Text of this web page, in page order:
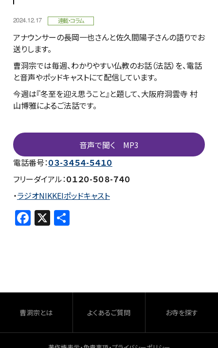
2024.12.17 連載・コラム
アナウンサーの長岡一也さんと佐久間陽子さんの語りでお
送りします。
曹洞宗では毎週、わかりやすい仏教のお話（法話）を、電話
と音声やポッドキャストにて配信しています。
今週は『冬至を迎え思うこと』と題して、大阪府洞雲寺 村
山博雅によるご法話です。
音声で聞く MP3
電話番号：０３-３４５４-５４１０
フリーダイアル：０１２０-５０８-７４０
・ラジオNIKKEIポッドキャスト
F
a
o
o
k
X 共
曹洞宗とは よくあるご質問 お寺を探す